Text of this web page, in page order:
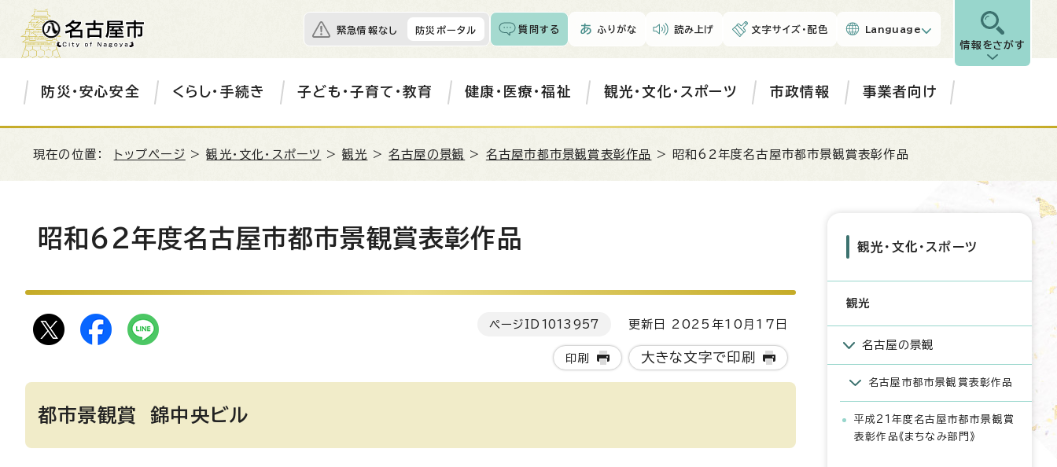
緊急情報なし 防災ポータル 質問する ふりがな 読み上げ 文字サイズ・配色 Language
情報をさがす
防災・安心安全 くらし・手続き 子ども・子育て・教育 健康・医療・福祉 観光・文化・スポーツ 市政情報 事業者向け
現在の位置： トップページ >観光・文化・スポーツ >観光 >名古屋の景観 > 名古屋市都市景観賞表彰作品 > 昭和62年度名古屋市都市景観賞表彰作品
昭和62年度名古屋市都市景観賞表彰作品
ページID 1013957 更新日 2025年10月17日
印刷 大きな文字で印刷
都市景観賞 錦中央ビル
観光・文化・スポーツ
観光
名古屋の景観
名古屋市都市景観賞表彰作品
平成21年度名古屋市都市景観賞
表彰作品《まちなみ部門》